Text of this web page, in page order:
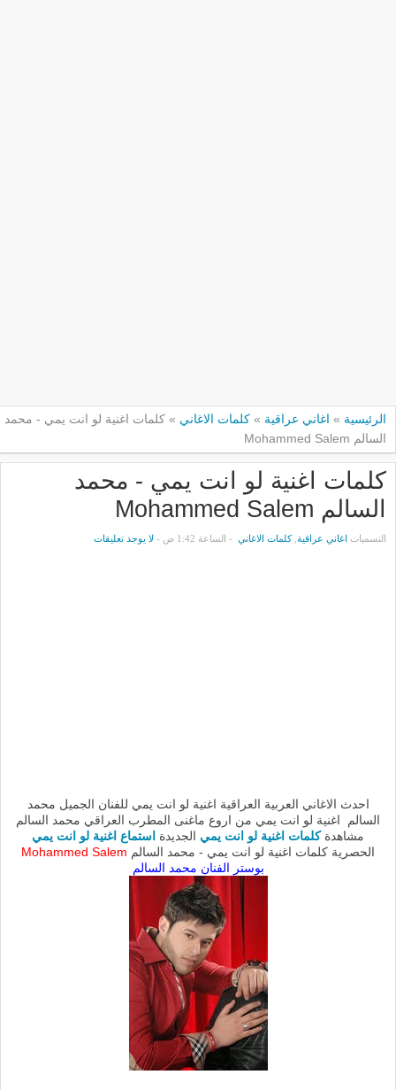
الرئيسية » اغاني عراقية » كلمات الاغاني » كلمات اغنية لو انت يمي - محمد
السالم Mohammed Salem
كلمات اغنية لو انت يمي - محمد
السالم Mohammed Salem
التسميات اغاني عراقية ,كلمات الاغاني - الساعة 1:42 ص - لا يوجد تعليقات
احدث الاغاني العربية العراقية اغنية لو انت يمي للفنان الجميل محمد
السالم اغنية لو انت يمي من اروع ماغنى المطرب العراقي محمد السالم
مشاهدةكلمات اغنية لو انت يمي الجديدة استماع اغنية لو انت يمي
الحصرية كلمات اغنية لو انت يمي - محمد السالم Mohammed Salem
بوستر الفنان محمد السالم